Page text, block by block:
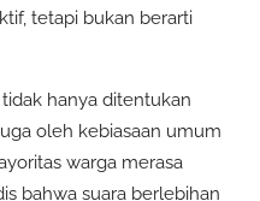
tetapi bukan berarti
hanya ditentukan
oleh kebiasaan umum
warga merasa
bahwa suara berlebihan